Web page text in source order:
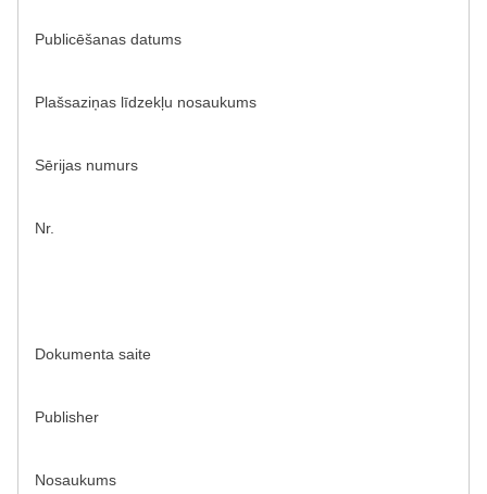
Publicēšanas datums
Plašsaziņas līdzekļu nosaukums
Sērijas numurs
Nr.
Dokumenta saite
Publisher
Nosaukums